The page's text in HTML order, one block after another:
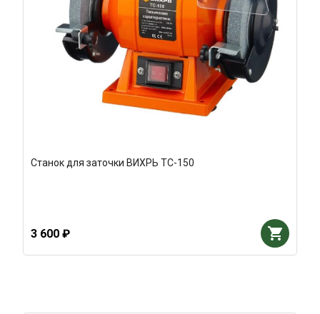
Станок для заточки ВИХРЬ ТС-150
3 600 ₽